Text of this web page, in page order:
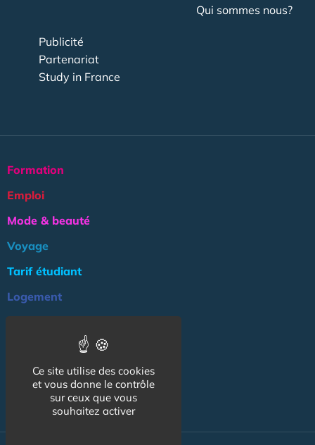
Qui sommes nous?
Publicité
Partenariat
Study in France
Formation
Emploi
Mode & beauté
Voyage
Tarif étudiant
Logement
Association
NOS AUTRES SITES :
Ce site utilise des cookies
et vous donne le contrôle
sur ceux que vous
souhaitez activer